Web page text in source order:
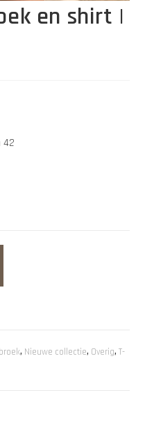
en shirt |
42
, Nieuwe collectie, Overig,T-